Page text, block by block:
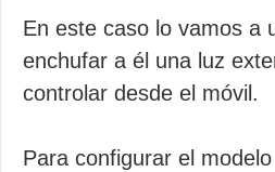
En este caso lo vamos a
enchufar a él una luz
controlar desde el móvil.
Para configurar el